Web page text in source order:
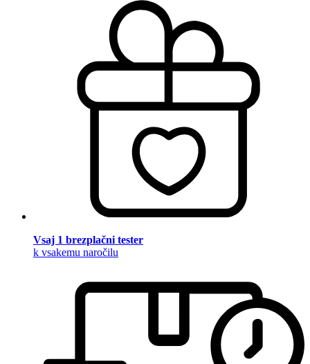
Vsaj 1 brezplačni tester
k vsakemu naročilu